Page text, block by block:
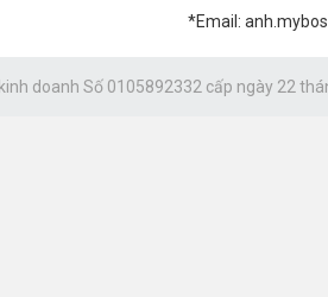
*Email:
doanh Số 0105892332 cấp ngày 22